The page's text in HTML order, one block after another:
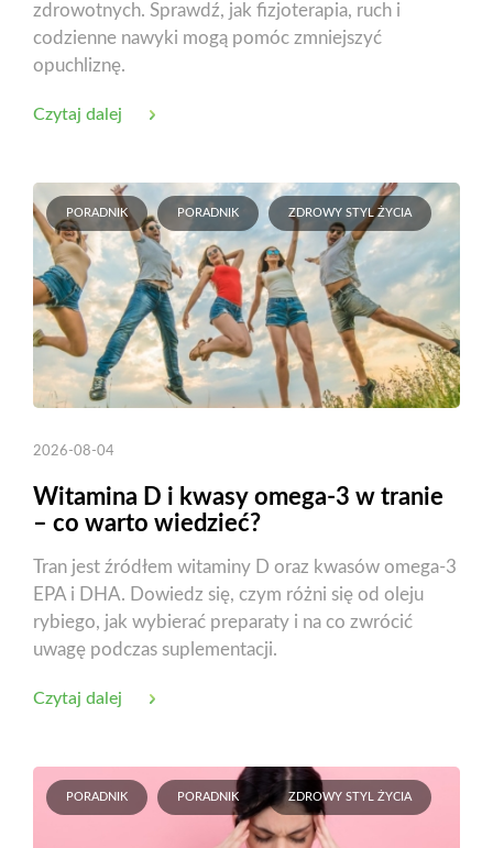
zdrowotnych. Sprawdź, jak fizjoterapia, ruch i
codzienne nawyki mogą pomóc zmniejszyć
opuchliznę.
Czytaj dalej
PORADNIK PORADNIK ZDROWY STYL ŻYCIA
2026-08-04
Witamina D i kwasy omega-3 w tranie
– co warto wiedzieć?
Tran jest źródłem witaminy D oraz kwasów omega-3
EPA i DHA. Dowiedz się, czym różni się od oleju
rybiego, jak wybierać preparaty i na co zwrócić
uwagę podczas suplementacji.
Czytaj dalej
PORADNIK PORADNIK ZDROWY STYL ŻYCIA